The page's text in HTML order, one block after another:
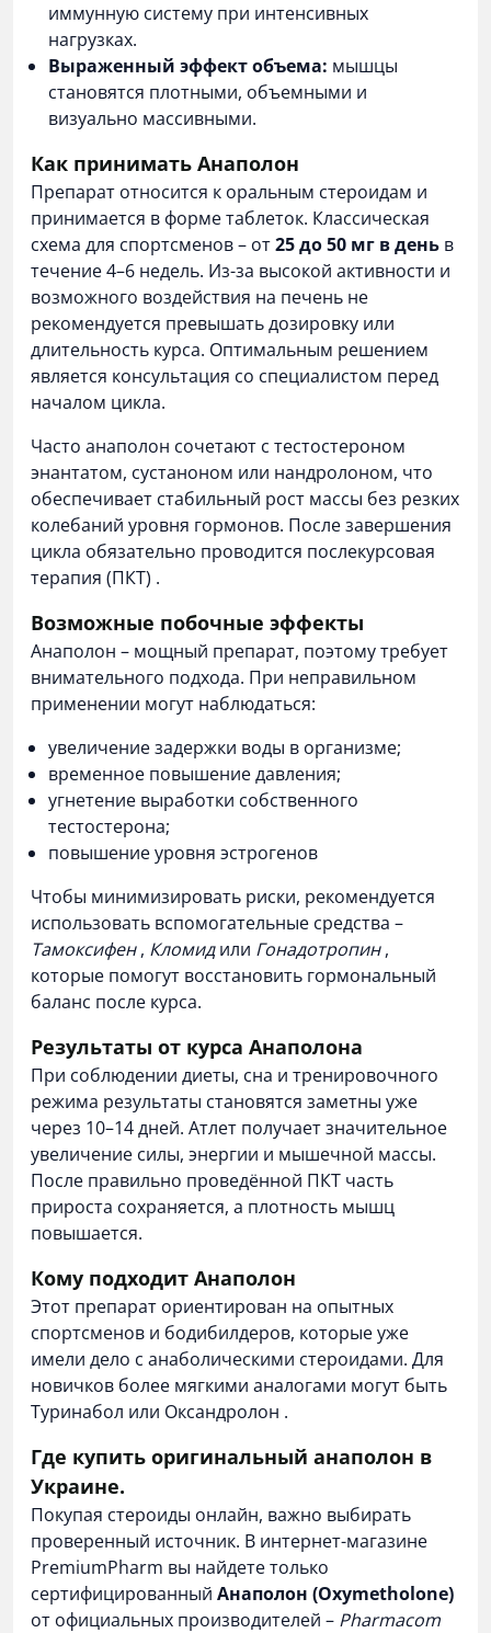
иммунную систему при интенсивных
нагрузках.
Выраженный эффект объема: мышцы
становятся плотными, объемными и
визуально массивными.
Как принимать Анаполон
Препарат относится к оральным стероидам и
принимается в форме таблеток. Классическая
схема для спортсменов – от25 до 50 мг в день в
течение 4–6 недель. Из-за высокой активности и
возможного воздействия на печень не
рекомендуется превышать дозировку или
длительность курса. Оптимальным решением
является консультация со специалистом перед
началом цикла.
Часто анаполон сочетают с тестостероном
энантатом, сустаноном или нандролоном, что
обеспечивает стабильный рост массы без резких
колебаний уровня гормонов. После завершения
цикла обязательно проводится послекурсовая
терапия (ПКТ) .
Возможные побочные эффекты
Анаполон – мощный препарат, поэтому требует
внимательного подхода. При неправильном
применении могут наблюдаться:
увеличение задержки воды в организме;
временное повышение давления;
угнетение выработки собственного
тестостерона;
повышение уровня эстрогенов
Чтобы минимизировать риски, рекомендуется
использовать вспомогательные средства –
Тамоксифен, Кломидили Гонадотропин,
которые помогут восстановить гормональный
баланс после курса.
Результаты от курса Анаполона
При соблюдении диеты, сна и тренировочного
режима результаты становятся заметны уже
через 10–14 дней. Атлет получает значительное
увеличение силы, энергии и мышечной массы.
После правильно проведённой ПКТ часть
прироста сохраняется, а плотность мышц
повышается.
Кому подходит Анаполон
Этот препарат ориентирован на опытных
спортсменов и бодибилдеров, которые уже
имели дело с анаболическими стероидами. Для
новичков более мягкими аналогами могут быть
Туринабол или Оксандролон .
Где купить оригинальный анаполон в
Украине.
Покупая стероиды онлайн, важно выбирать
проверенный источник. В интернет-магазине
PremiumPharm вы найдете только
сертифицированный Анаполон (Oxymetholone)
от официальных производителей – Pharmacom